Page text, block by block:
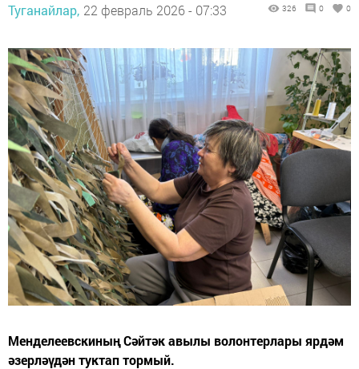
Туганайлар, 22 февраль 2026 - 07:33 326 0 0
Менделеевскиның Сәйтәк авылы волонтерлары ярдәм
әзерләүдән туктап тормый.